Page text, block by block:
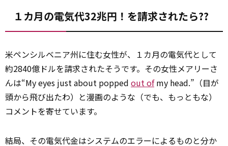
１カ月の電気代32兆円！を請求されたら??
米ペンシルベニア州に住む女性が、１カ月の電気代として
約2840億ドルを請求されたそうです。その女性メアリーさ
んは“My eyes just about popped out ofmy head.”（目が
頭から飛び出たわ）と漫画のような（でも、もっともな）
コメントを寄せています。
結局、その電気代金はシステムのエラーによるものと分か